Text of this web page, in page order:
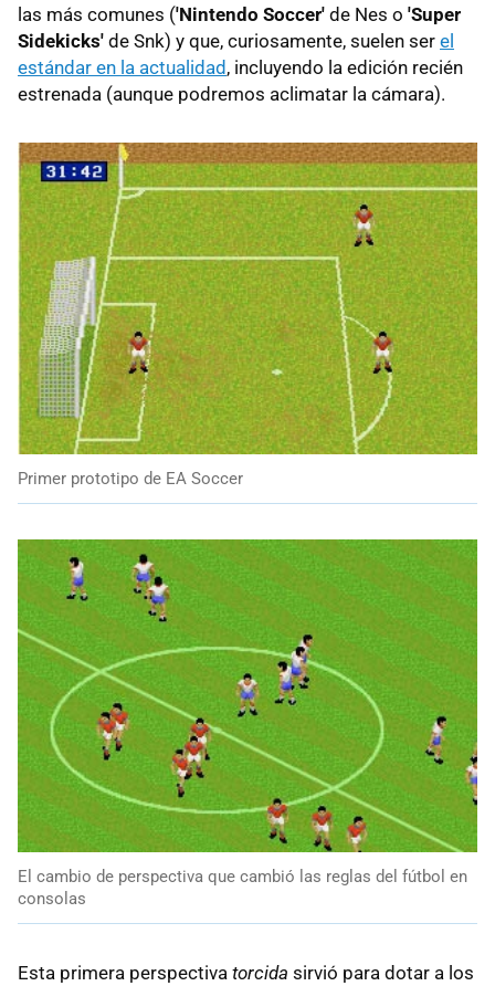
las más comunes ('Nintendo Soccer' de Nes o 'Super
Sidekicks' de Snk) y que, curiosamente, suelen ser el
estándar en la actualidad, incluyendo la edición recién
estrenada (aunque podremos aclimatar la cámara).
Primer prototipo de EA Soccer
El cambio de perspectiva que cambió las reglas del fútbol en
consolas
Esta primera perspectiva torcida sirvió para dotar a los